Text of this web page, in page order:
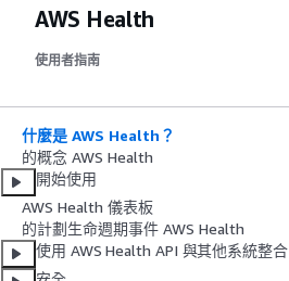
AWS Health
使用者指南
什麼是 AWS Health？
的概念 AWS Health
開始使用
AWS Health 儀表板
的計劃生命週期事件 AWS Health
使用 AWS Health API 與其他系統整合